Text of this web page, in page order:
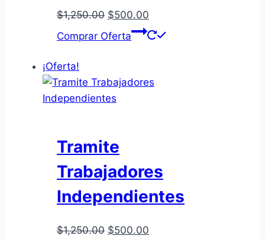
$1,250.00 El
precio
$1,250.00.
$500.00
precio
$500.00.
Comprar Oferta
¡Oferta!
Tramite
Trabajadores
Independientes
$1,250.00 El
$500.00